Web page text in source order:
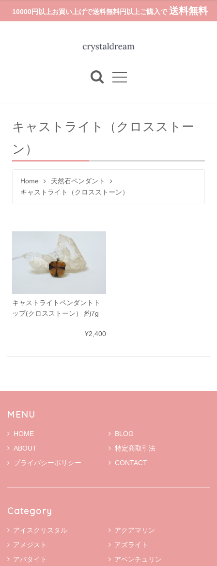
10000円以上お買い上げで送料無料円以上ご購入で 送料無料
キャストライト（クロスストー
ン）
Home
天然石ペンダント
キャストライト（クロスストーン）
キャストライトペンダントト
ップ(クロスストーン） 約7g
¥2,400
MENU
HOME
BLOG
ABOUT
特定商取引法
プライバシーポリシー
CONTACT
Category
アイスクリスタル
アクアマリン
アメジスト
アズライト
アパタイト
アベンチュリン